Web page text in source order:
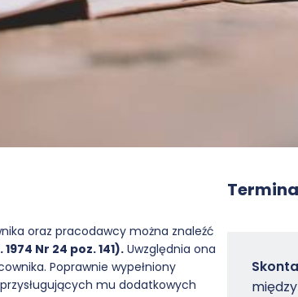
oraz pracodawcy można znaleźć
Nr 24 poz. 141). Uwzględnia ona
Poprawnie wypełniony
mu dodatkowych
-